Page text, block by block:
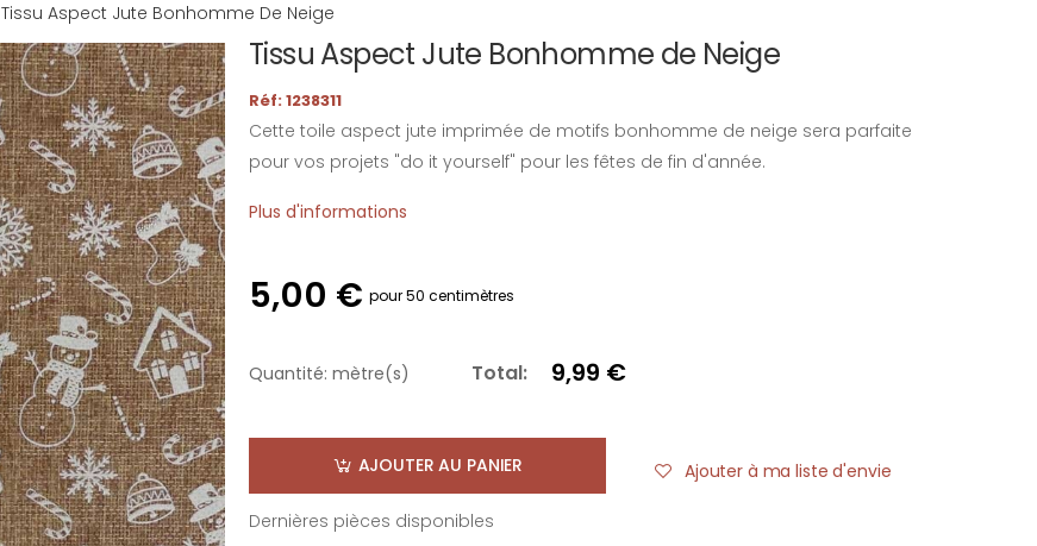
Tissu Aspect Jute Bonhomme De Neige
Tissu Aspect Jute Bonhomme de Neige
Réf: 1238311
Cette toile aspect jute imprimée de motifs bonhomme de neige sera parfaite
pour vos projets "do it yourself" pour les fêtes de fin d'année.
Plus d'informations
5,00 € pour 50 centimètres
Quantité: mètre(s) Total: 9,99 €
AJOUTER AU PANIER Ajouter à ma liste d'envie
Dernières pièces disponibles